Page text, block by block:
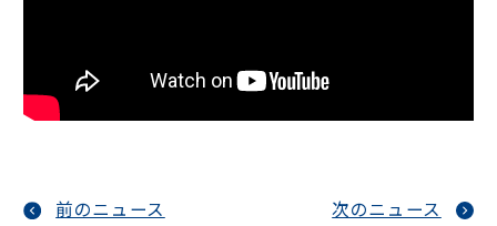
前のニュース 次のニュース